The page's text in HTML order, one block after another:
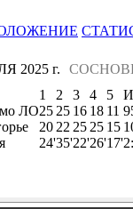
2025 г.
1 2 3 4 5
И
ЛО25 25 16 18 11
20 22 25 25 15
24'35'22'26'17'